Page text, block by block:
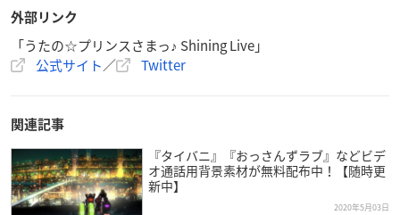
外部リンク
「うたの☆プリンスさまっ♪ Shining Live」
公式サイト／ Twitter
関連記事
『タイバニ』『おっさんずラブ』などビデ
オ通話用背景素材が無料配布中！【随時更
新中】
2020年5月03日